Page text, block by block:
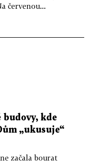
červenou...
budovy, kde
„ukusuje“
začala bourat